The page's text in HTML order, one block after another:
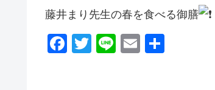
藤井まり先生の春を食べる御膳
F
T
Li
E